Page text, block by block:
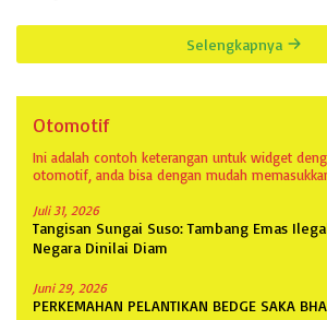
Selengkapnya
Otomotif
Ini adalah contoh keterangan untuk widget
otomotif, anda bisa dengan mudah
Juli 31, 2026
Tangisan Sungai Suso: Tambang Emas
Negara Dinilai Diam
Juni 29, 2026
PERKEMAHAN PELANTIKAN BEDGE SAKA